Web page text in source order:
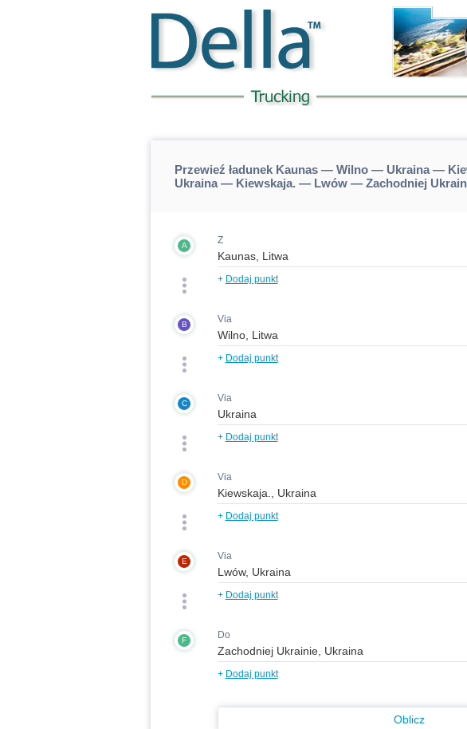
Przewieź ładunek Kaunas — Wilno — Ukraina —
Ukraina — Kiewskaja. — Lwów — Zachodniej
A Z
+ Dodaj punkt
B Via
+ Dodaj punkt
C Via
+ Dodaj punkt
D Via
+ Dodaj punkt
E Via
+ Dodaj punkt
F Do
+ Dodaj punkt
Oblicz